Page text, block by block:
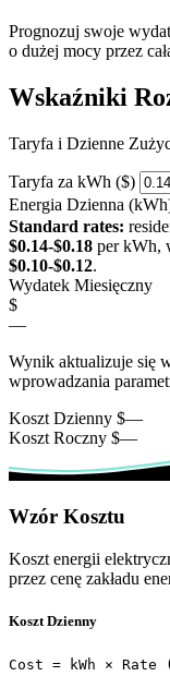
Prognozuj swoje
o dużej mocy przez
Wskaźniki
Taryfa i Dzienne
Taryfa za kWh ($)
Energia Dzienna
Standard rates:
$0.14-$0.18 per kWh,
$0.10-$0.12.
Wydatek Miesięczny
$
—
Wynik aktualizuje się
wprowadzania
Koszt Dzienny $—
Koszt Roczny $—
Wzór Kosztu
Koszt energii
przez cenę zakładu
Koszt Dzienny
Cost = kWh × Rate